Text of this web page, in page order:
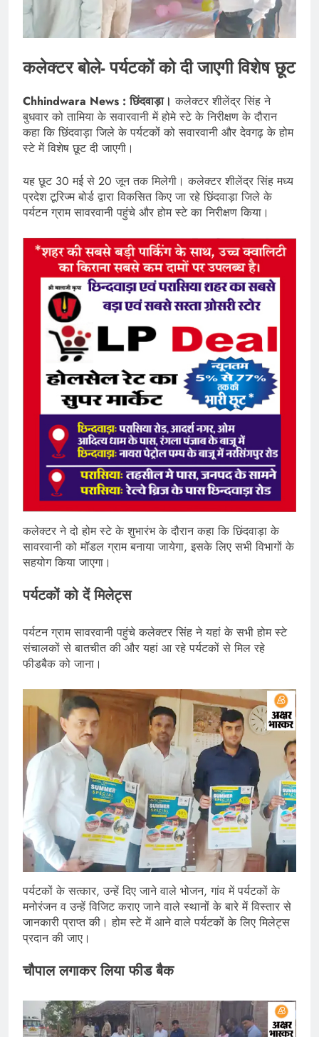
कलेक्टर बोले- पर्यटकों को दी जाएगी विशेष छूट
Chhindwara News : छिंदवाड़ा। कलेक्टर शीलेंद्र सिंह ने
बुधवार को तामिया के सवारवानी में होमे स्टे के निरीक्षण के दौरान
कहा कि छिंदवाड़ा जिले के पर्यटकों को सवारवानी और देवगढ़ के होम
स्टे में विशेष छूट दी जाएगी।
यह छूट 30 मई से 20 जून तक मिलेगी। कलेक्टर शीलेंद्र सिंह मध्य
प्रदेश टूरिज्म बोर्ड द्वारा विकसित किए जा रहे छिंदवाड़ा जिले के
पर्यटन ग्राम सावरवानी पहुंचे और होम स्टे का निरीक्षण किया।
कलेक्टर ने दो होम स्टे के शुभारंभ के दौरान कहा कि छिंदवाड़ा के
सावरवानी को मॉडल ग्राम बनाया जायेगा, इसके लिए सभी विभागों के
सहयोग किया जाएगा।
पर्यटकों को दें मिलेट्स
पर्यटन ग्राम सावरवानी पहुंचे कलेक्टर सिंह ने यहां के सभी होम स्टे
संचालकों से बातचीत की और यहां आ रहे पर्यटकों से मिल रहे
फीडबैक को जाना।
पर्यटकों के सत्कार, उन्हें दिए जाने वाले भोजन, गांव में पर्यटकों के
मनोरंजन व उन्हें विजिट कराए जाने वाले स्थानों के बारे में विस्तार से
जानकारी प्राप्त की। होम स्टे में आने वाले पर्यटकों के लिए मिलेट्स
प्रदान की जाए।
चौपाल लगाकर लिया फीड बैक